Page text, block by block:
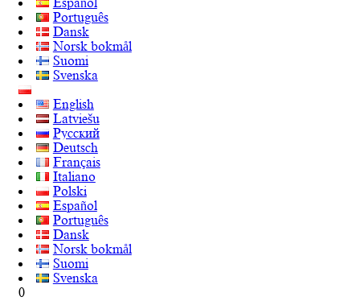
Español
Português
Dansk
Norsk bokmål
Suomi
Svenska
English
Latviešu
Русский
Deutsch
Français
Italiano
Polski
Español
Português
Dansk
Norsk bokmål
Suomi
Svenska
0